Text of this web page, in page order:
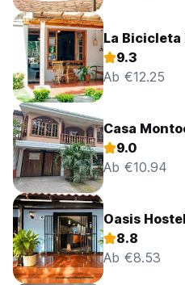
La Bicicleta
9.3
Ab €12.25
Casa
9.0
Ab €10.94
Oasis
8.8
Ab €8.53